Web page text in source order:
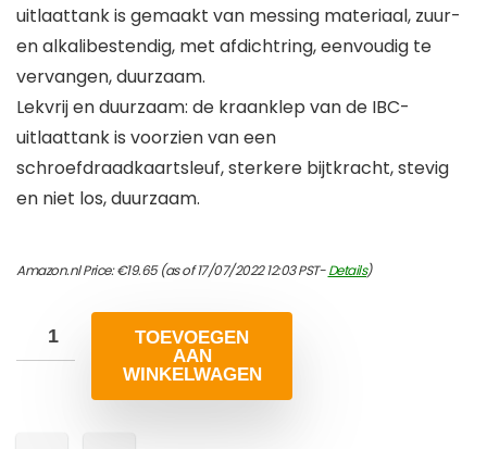
uitlaattank is gemaakt van messing materiaal, zuur-
en alkalibestendig, met afdichtring, eenvoudig te
vervangen, duurzaam.
Lekvrij en duurzaam: de kraanklep van de IBC-
uitlaattank is voorzien van een
schroefdraadkaartsleuf, sterkere bijtkracht, stevig
en niet los, duurzaam.
Amazon.nl Price:€19.65(as of 17/07/2022 12:03 PST-Details)
TOEVOEGEN
AAN
WINKELWAGEN